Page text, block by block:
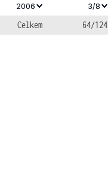
2006
3/8
Celkem
64/124